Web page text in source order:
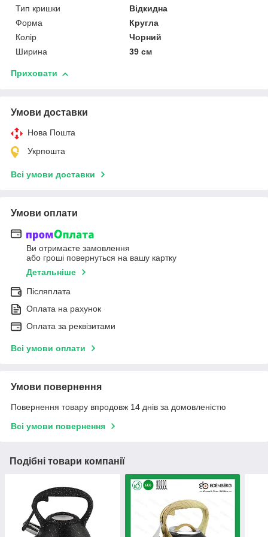
Тип кришки
Відкидна
Форма
Кругла
Колір
Чорний
Ширина
39 см
Приховати
Умови доставки
Нова Пошта
Укрпошта
Всі умови доставки
Умови оплати
Ви отримаєте замовлення
або гроші повернуться на вашу картку
Детальніше
Післяплата
Оплата на рахунок
Оплата за реквізитами
Всі умови оплати
Умови повернення
Повернення товару впродовж 14 днів за домовленістю
Всі умови повернення
Подібні товари компанії